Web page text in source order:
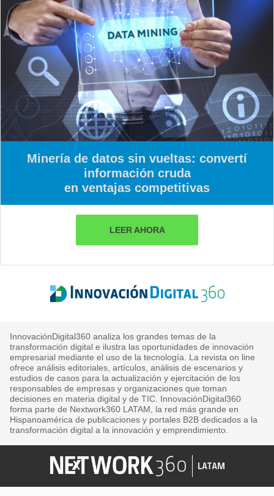
Minería de datos sin vueltas: convertí
información cruda
en ventajas competitivas
LEER AHORA
InnovaciónDigital360 analiza los grandes temas de la
transformación digital e ilustra las oportunidades de innovación
empresarial mediante el uso de la tecnología. La revista on line
ofrece análisis editoriales, artículos, análisis de escenarios y
estudios de casos para la actualización y ejercitación de los
responsables de empresas y organizaciones que toman
decisiones en materia digital y de TIC. InnovaciónDigital360
forma parte de Nextwork360 LATAM, la red más grande en
Hispanoamérica de publicaciones y portales B2B dedicados a la
transformación digital a la innovación y emprendimiento.